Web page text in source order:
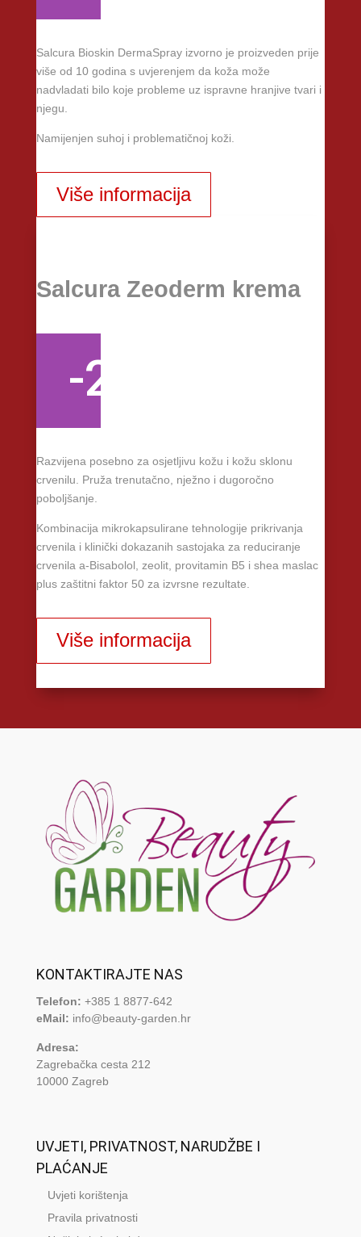
Salcura Bioskin DermaSpray izvorno je proizveden prije
više od 10 godina s uvjerenjem da koža može
nadvladati bilo koje probleme uz ispravne hranjive tvari i
njegu.
Namijenjen suhoj i problematičnoj koži.
Više informacija
Salcura Zeoderm krema
-25%
Razvijena posebno za osjetljivu kožu i kožu sklonu
crvenilu. Pruža trenutačno, nježno i dugoročno
poboljšanje.
Kombinacija mikrokapsulirane tehnologije prikrivanja
crvenila i klinički dokazanih sastojaka za reduciranje
crvenila a-Bisabolol, zeolit, provitamin B5 i shea maslac
plus zaštitni faktor 50 za izvrsne rezultate.
Više informacija
KONTAKTIRAJTE NAS
Telefon: +385 1 8877-642
eMail: info@beauty-garden.hr
Adresa:
Zagrebačka cesta 212
10000 Zagreb
UVJETI, PRIVATNOST, NARUDŽBE I
PLAĆANJE
Uvjeti korištenja
Pravila privatnosti